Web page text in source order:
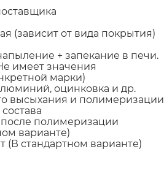
(зависит от вида покрытия)
+ запекание в печи.
имеет значения
марки)
оцинковка и др.
высыхания и полимеризации
после полимеризации
варианте)
(В стандартном варианте)